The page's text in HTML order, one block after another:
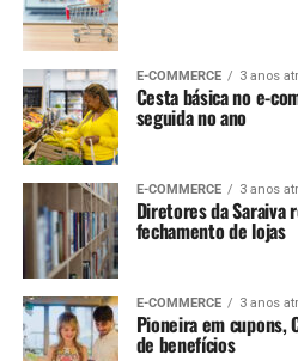
E-COMMERCE 3 anos
Cesta básica no e-
seguida no ano
E-COMMERCE 3 anos
Diretores da Saraiva
fechamento de lojas
E-COMMERCE 3 anos
Pioneira em cupons,
de benefícios